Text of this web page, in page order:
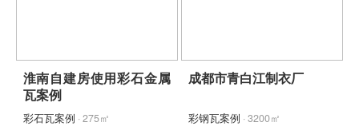
淮南自建房使用彩石金属
瓦案例
彩石瓦案例 · 275㎡
成都市青白江制衣厂
彩钢瓦案例 · 3200㎡